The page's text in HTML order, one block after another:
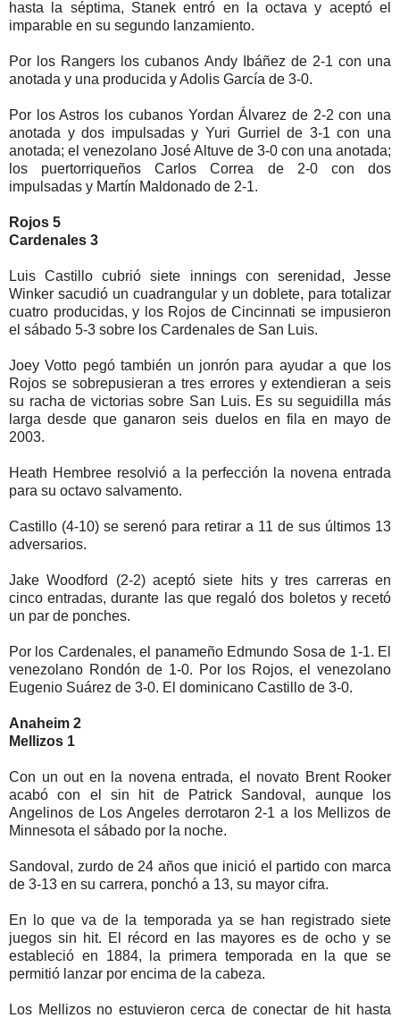
hasta la séptima, Stanek entró en la octava y aceptó el
imparable en su segundo lanzamiento.
Por los Rangers los cubanos Andy Ibáñez de 2-1 con una
anotada y una producida y Adolis García de 3-0.
Por los Astros los cubanos Yordan Álvarez de 2-2 con una
anotada y dos impulsadas y Yuri Gurriel de 3-1 con una
anotada; el venezolano José Altuve de 3-0 con una anotada;
los puertorriqueños Carlos Correa de 2-0 con dos
impulsadas y Martín Maldonado de 2-1.
Rojos 5
Cardenales 3
Luis Castillo cubrió siete innings con serenidad, Jesse
Winker sacudió un cuadrangular y un doblete, para totalizar
cuatro producidas, y los Rojos de Cincinnati se impusieron
el sábado 5-3 sobre los Cardenales de San Luis.
Joey Votto pegó también un jonrón para ayudar a que los
Rojos se sobrepusieran a tres errores y extendieran a seis
su racha de victorias sobre San Luis. Es su seguidilla más
larga desde que ganaron seis duelos en fila en mayo de
2003.
Heath Hembree resolvió a la perfección la novena entrada
para su octavo salvamento.
Castillo (4-10) se serenó para retirar a 11 de sus últimos 13
adversarios.
Jake Woodford (2-2) aceptó siete hits y tres carreras en
cinco entradas, durante las que regaló dos boletos y recetó
un par de ponches.
Por los Cardenales, el panameño Edmundo Sosa de 1-1. El
venezolano Rondón de 1-0. Por los Rojos, el venezolano
Eugenio Suárez de 3-0. El dominicano Castillo de 3-0.
Anaheim 2
Mellizos 1
Con un out en la novena entrada, el novato Brent Rooker
acabó con el sin hit de Patrick Sandoval, aunque los
Angelinos de Los Angeles derrotaron 2-1 a los Mellizos de
Minnesota el sábado por la noche.
Sandoval, zurdo de 24 años que inició el partido con marca
de 3-13 en su carrera, ponchó a 13, su mayor cifra.
En lo que va de la temporada ya se han registrado siete
juegos sin hit. El récord en las mayores es de ocho y se
estableció en 1884, la primera temporada en la que se
permitió lanzar por encima de la cabeza.
Los Mellizos no estuvieron cerca de conectar de hit hasta